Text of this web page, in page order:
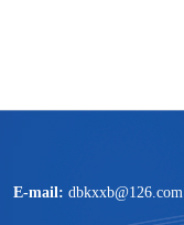
E-mail: dbkxxb@126.com